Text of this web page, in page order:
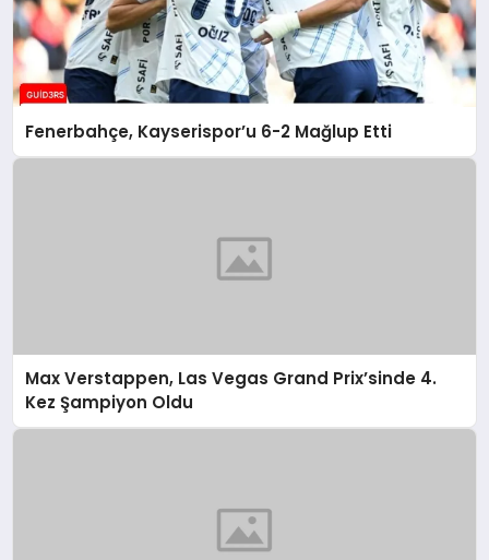
Fenerbahçe, Kayserispor’u 6-2 Mağlup Etti
Max Verstappen, Las Vegas Grand Prix’sinde 4.
Kez Şampiyon Oldu